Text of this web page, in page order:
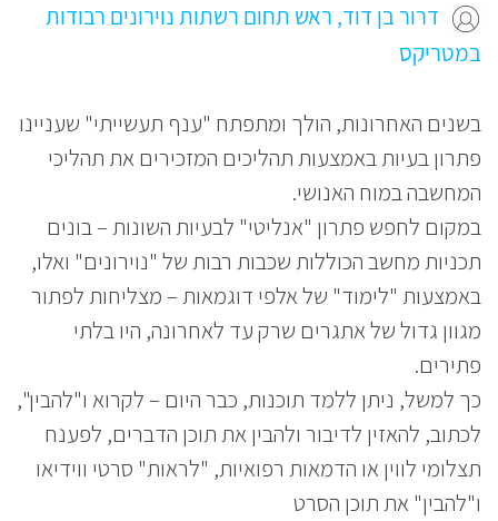
דרור בן דוד, ראש תחום רשתות נוירונים רבודות
במטריקס
בשנים האחרונות, הולך ומתפתח "ענף תעשייתי" שעניינו
פתרון בעיות באמצעות תהליכים המזכירים את תהליכי
המחשבה במוח האנושי.
במקום לחפש פתרון "אנליטי" לבעיות השונות – בונים
תכניות מחשב הכוללות שכבות רבות של "נוירונים" ואלו,
באמצעות "לימוד" של אלפי דוגמאות – מצליחות לפתור
מגוון גדול של אתגרים שרק עד לאחרונה, היו בלתי
פתירים.
כך למשל, ניתן ללמד תוכנות, כבר היום – לקרוא ו"להבין",
לכתוב, להאזין לדיבור ולהבין את תוכן הדברים, לפענח
תצלומי לווין או הדמאות רפואיות, "לראות" סרטי ווידיאו
ו"להבין" את תוכן הסרט